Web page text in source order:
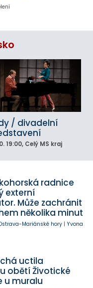
/ divadelní
19:00, Celý MS kraj
radnice
externí
Může zachránit
několika minut
Mariánské hory| Yvona
uctila
obětí Životické
u muralu